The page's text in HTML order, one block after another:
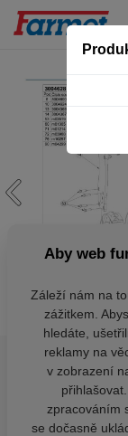
Aby web
Záleží nám na
zážitkem.
hledáte,
reklamy na
v zobrazení
zpracováním
se dočasně